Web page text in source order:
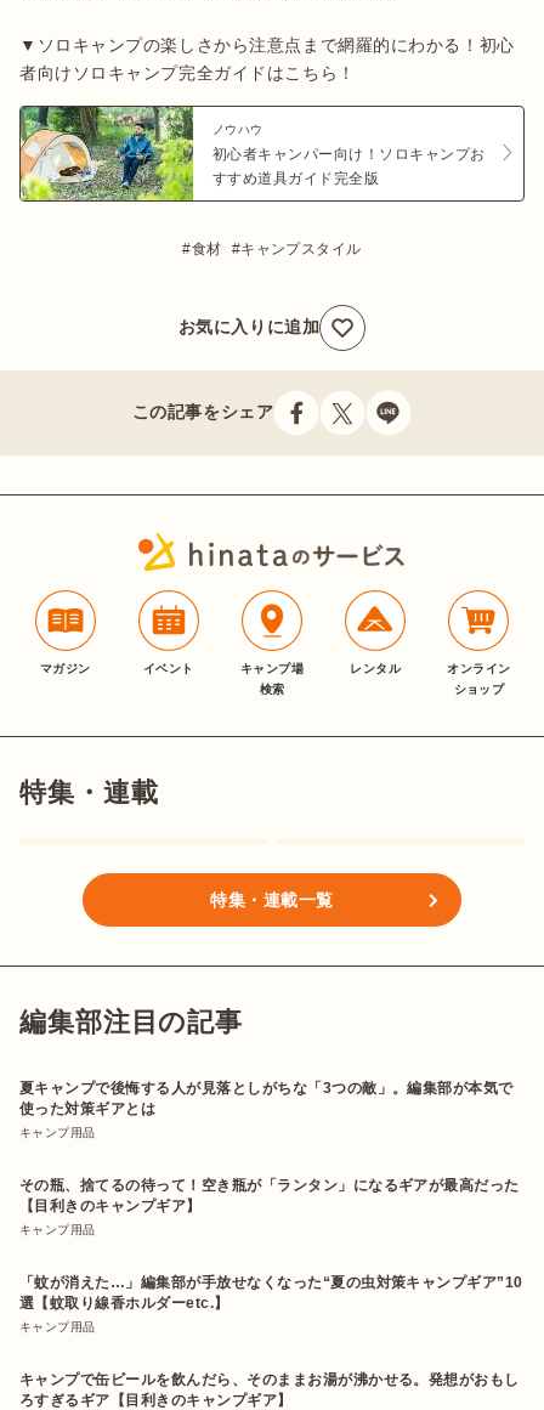
▼ソロキャンプの楽しさから注意点まで網羅的にわかる！初心
者向けソロキャンプ完全ガイドはこちら！
ノウハウ
初心者キャンパー向け！ソロキャンプお
すすめ道具ガイド完全版
食材 キャンプスタイル
お気に入りに追加
この記事をシェア
マガジン イベント
キャンプ場
検索
レンタル
オンライン
ショップ
特集・連載
特集・連載一覧
編集部注目の記事
夏キャンプで後悔する人が見落としがちな「3つの敵」。編集部が本気で
使った対策ギアとは
キャンプ用品
その瓶、捨てるの待って！空き瓶が「ランタン」になるギアが最高だった
【目利きのキャンプギア】
キャンプ用品
「蚊が消えた…」編集部が手放せなくなった“夏の虫対策キャンプギア”10
選【蚊取り線香ホルダーetc.】
キャンプ用品
キャンプで缶ビールを飲んだら、そのままお湯が沸かせる。発想がおもし
ろすぎるギア【目利きのキャンプギア】